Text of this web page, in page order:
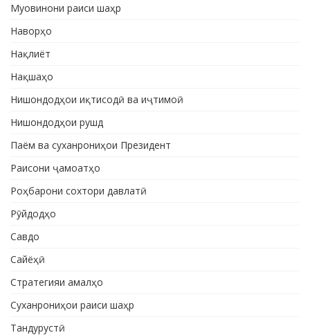
Муовинони раиси шаҳр
Наворҳо
Нақлиёт
Нақшаҳо
Нишондодҳои иқтисодӣ ва иҷтимоӣ
Нишондодҳои рушд
Паём ва суханрониҳои Президент
Раисони ҷамоатҳо
Роҳбарони сохтори давлатӣ
Рӯйдодҳо
Савдо
Сайёҳӣ
Стратегияи амалҳо
Суханрониҳои раиси шаҳр
Тандурустӣ